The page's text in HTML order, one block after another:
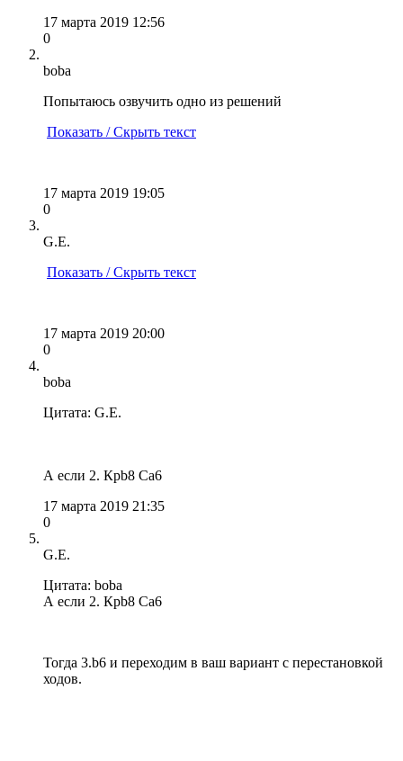
17 марта 2019 12:56
0
boba
Попытаюсь озвучить одно из решений
Показать / Скрыть текст
17 марта 2019 19:05
0
G.E.
Показать / Скрыть текст
17 марта 2019 20:00
0
boba
Цитата: G.E.
А если 2. Крb8 Ca6
17 марта 2019 21:35
0
G.E.
Цитата: boba
А если 2. Крb8 Ca6
Тогда 3.b6 и переходим в ваш вариант с перестановкой
ходов.